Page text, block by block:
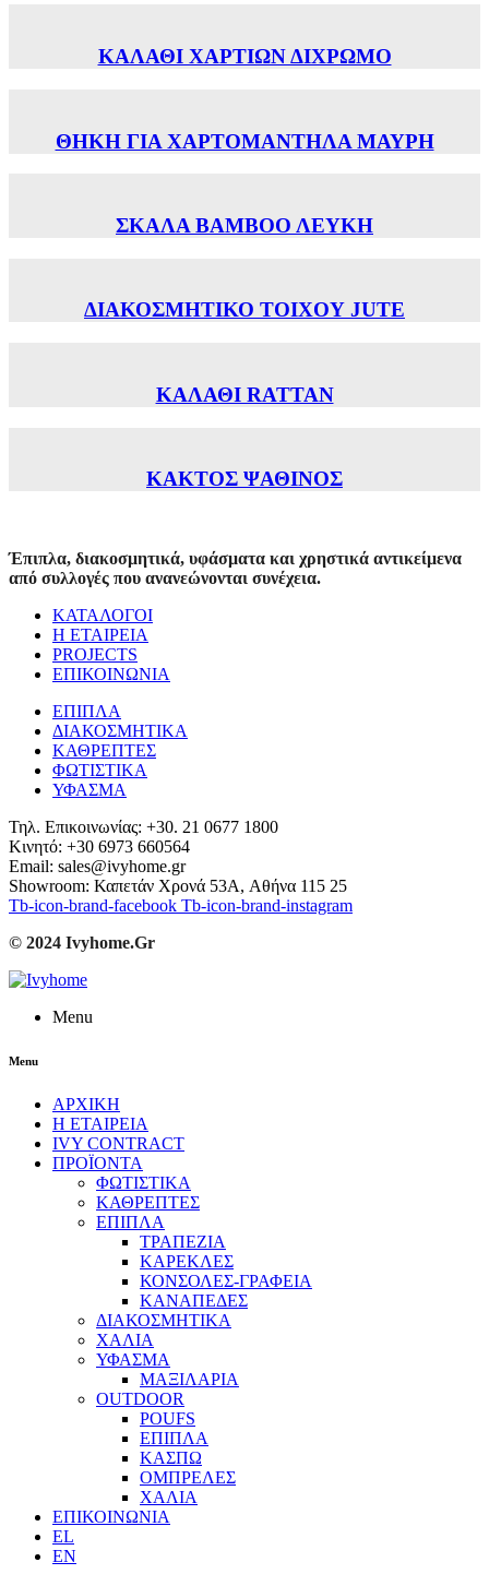
ΚΑΛΑΘΙ ΧΑΡΤΙΩΝ ΔΙΧΡΩΜΟ
ΘΗΚΗ ΓΙΑ ΧΑΡΤΟΜΑΝΤΗΛΑ ΜΑΥΡH
ΣΚΑΛΑ ΒΑΜΒΟΟ ΛΕΥΚΗ
ΔΙΑΚΟΣΜΗΤΙΚΟ ΤΟΙΧΟΥ JUTE
ΚΑΛΑΘΙ RATTAN
ΚΑΚΤΟΣ ΨΑΘΙΝΟΣ
Έπιπλα, διακοσμητικά, υφάσματα και χρηστικά αντικείμενα
από συλλογές που ανανεώνονται συνέχεια.
ΚΑΤΑΛΟΓΟΙ
Η ΕΤΑΙΡΕΙΑ
PROJECTS
ΕΠΙΚΟΙΝΩΝΙΑ
ΕΠΙΠΛΑ
ΔΙΑΚΟΣΜΗΤΙΚΑ
ΚΑΘΡΕΠΤΕΣ
ΦΩΤΙΣΤΙΚΑ
ΥΦΑΣΜΑ
Τηλ. Επικοινωνίας: +30. 21 0677 1800
Κινητό: +30 6973 660564
Email: sales@ivyhome.gr
Showroom: Καπετάν Χρονά 53A, Αθήνα 115 25
Tb-icon-brand-facebook Tb-icon-brand-instagram
© 2024 Ivyhome.Gr
Menu
Menu
ΑΡΧΙΚΗ
Η ΕΤΑΙΡΕΙΑ
IVY CONTRACT
ΠΡΟΪΟΝΤΑ
ΦΩΤΙΣΤΙΚΑ
ΚΑΘΡΕΠΤΕΣ
ΕΠΙΠΛΑ
ΤΡΑΠΕΖΙΑ
ΚΑΡΕΚΛΕΣ
ΚΟΝΣΟΛΕΣ-ΓΡΑΦΕΙΑ
ΚΑΝΑΠΕΔΕΣ
ΔΙΑΚΟΣΜΗΤΙΚΑ
ΧΑΛΙΑ
ΥΦΑΣΜΑ
ΜΑΞΙΛΑΡΙΑ
OUTDOOR
POUFS
ΕΠΙΠΛΑ
ΚΑΣΠΩ
ΟΜΠΡΕΛΕΣ
ΧΑΛΙΑ
ΕΠΙΚΟΙΝΩΝΙΑ
EL
EN